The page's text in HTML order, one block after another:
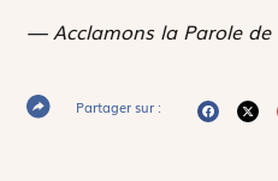
— Acclamons la Parole de
Partager sur :